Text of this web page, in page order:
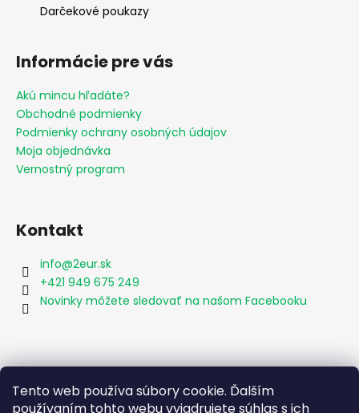
Tento web používa súbory cookie. Ďalším
používaním tohto webu vyjadrujete súhlas s ich
Darčekové poukazy
Informácie pre vás
Akú mincu hľadáte?
Obchodné podmienky
Podmienky ochrany osobných údajov
Moja objednávka
Vernostný program
Kontakt
info@2eur.sk
+421 949 675 249
Novinky môžete sledovať na našom Facebooku